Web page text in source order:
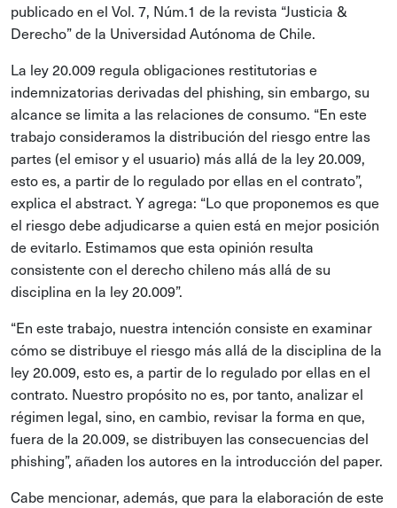
publicado en el Vol. 7, Núm.1 de la revista “Justicia &
Derecho” de la Universidad Autónoma de Chile.
La ley 20.009 regula obligaciones restitutorias e
indemnizatorias derivadas del phishing, sin embargo, su
alcance se limita a las relaciones de consumo. “En este
trabajo consideramos la distribución del riesgo entre las
partes (el emisor y el usuario) más allá de la ley 20.009,
esto es, a partir de lo regulado por ellas en el contrato”,
explica el abstract. Y agrega: “Lo que proponemos es que
el riesgo debe adjudicarse a quien está en mejor posición
de evitarlo. Estimamos que esta opinión resulta
consistente con el derecho chileno más allá de su
disciplina en la ley 20.009”.
“En este trabajo, nuestra intención consiste en examinar
cómo se distribuye el riesgo más allá de la disciplina de la
ley 20.009, esto es, a partir de lo regulado por ellas en el
contrato. Nuestro propósito no es, por tanto, analizar el
régimen legal, sino, en cambio, revisar la forma en que,
fuera de la 20.009, se distribuyen las consecuencias del
phishing”, añaden los autores en la introducción del paper.
Cabe mencionar, además, que para la elaboración de este